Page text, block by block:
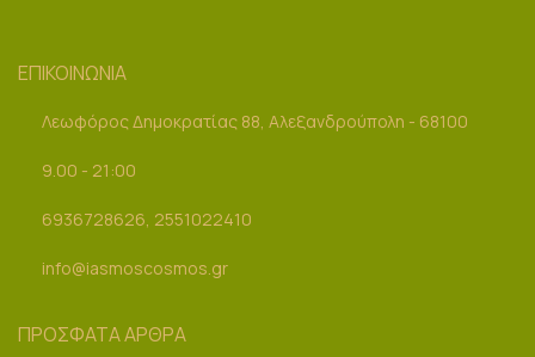
ΕΠΙΚΟΙΝΩΝΙΑ
Λεωφόρος Δημοκρατίας 88, Αλεξανδρούπολη - 68100
9.00 - 21:00
6936728626, 2551022410
info@iasmoscosmos.gr
ΠΡΟΣΦΑΤΑ ΑΡΘΡΑ